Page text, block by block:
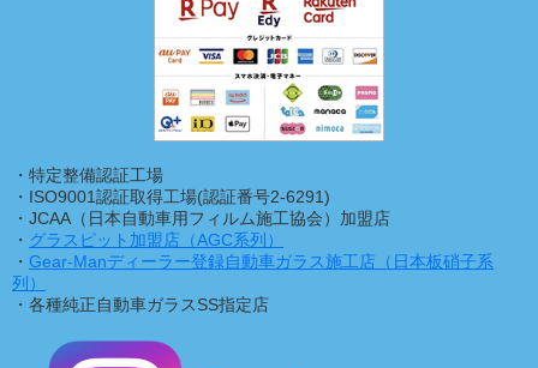
・特定整備認証工場
・ISO9001認証取得工場(認証番号2-6291)
・JCAA（日本自動車用フィルム施工協会）加盟店
・ グラスピット加盟店（AGC系列）
・ Gear-Manディーラー登録自動車ガラス施工店（日本板硝子系
列）
・各種純正自動車ガラスSS指定店